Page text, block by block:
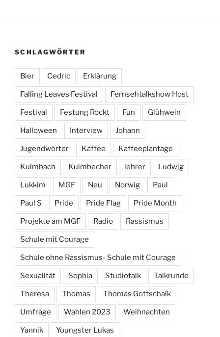
SCHLAGWÖRTER
Bier Cedric Erklärung
Falling Leaves Festival Fernsehtalkshow Host
Festival Festung Rockt Fun Glühwein
Halloween Interview Johann
Jugendwörter Kaffee Kaffeeplantage
Kulmbach Kulmbecher lehrer Ludwig
Lukkim MGF Neu Norwig Paul
Paul S Pride Pride Flag Pride Month
Projekte am MGF Radio Rassismus
Schule mit Courage
Schule ohne Rassismus- Schule mit Courage
Sexualität Sophia Studiotalk Talkrunde
Theresa Thomas Thomas Gottschalk
Umfrage Wahlen 2023 Weihnachten
Yannik Youngster Lukas